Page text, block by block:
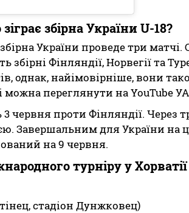
збірна України U-18?
України проведе три
Фінляндії, Норвегії та
однак, найімовірніше, вони
переглянути на YouTube
червня проти Фінляндії. Через
Завершальним для України на
на 9 червня.
турніру у Хорватії
стадіон Дунжковец)